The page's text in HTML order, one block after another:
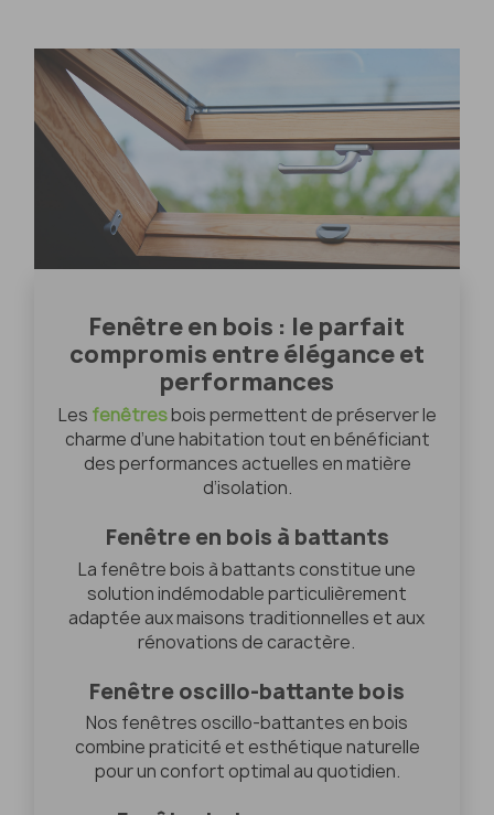
Fenêtre en bois : le parfait
compromis entre élégance et
performances
Les fenêtresbois permettent de préserver le
charme d’une habitation tout en bénéficiant
des performances actuelles en matière
d’isolation.
Fenêtre en bois à battants
La fenêtre bois à battants constitue une
solution indémodable particulièrement
adaptée aux maisons traditionnelles et aux
rénovations de caractère.
Fenêtre oscillo-battante bois
Nos fenêtres oscillo-battantes en bois
combine praticité et esthétique naturelle
pour un confort optimal au quotidien.